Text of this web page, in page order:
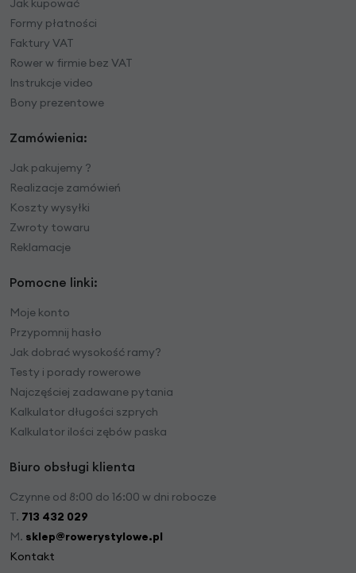
Jak kupować
Formy płatności
Faktury VAT
Rower w firmie bez VAT
Instrukcje video
Bony prezentowe
Zamówienia:
Jak pakujemy ?
Realizacje zamówień
Koszty wysyłki
Zwroty towaru
Reklamacje
Pomocne linki:
Moje konto
Przypomnij hasło
Jak dobrać wysokość ramy?
Testy i porady rowerowe
Najczęściej zadawane pytania
Kalkulator długości szprych
Kalkulator ilości zębów paska
Biuro obsługi klienta
Czynne od 8:00 do 16:00 w dni robocze
T. 713 432 029
M. sklep@rowerystylowe.pl
Kontakt